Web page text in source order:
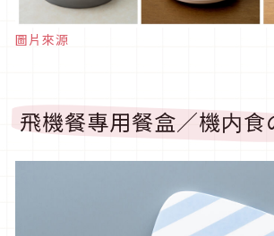
圖片來源
飛機餐專用餐盒／機内食